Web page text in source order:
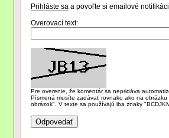
Prihláste sa a povoľte si emailové
Overovací text:
Pre overenie, že komentár sa nepridáva
Písmená musíte zadávať rovnako ako na
obrázok". V texte sa používajú iba znaky